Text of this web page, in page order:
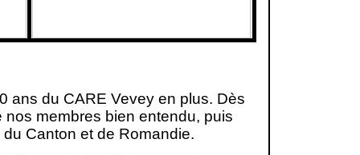
ans du CARE Vevey en plus. Dès
membres bien entendu, puis
Canton et de Romandie.